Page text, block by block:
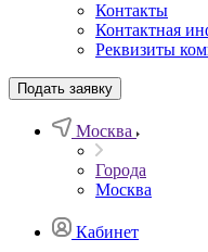
Контакты
Контактная
Реквизиты
Подать заявку
Москва
Города
Москва
Кабинет